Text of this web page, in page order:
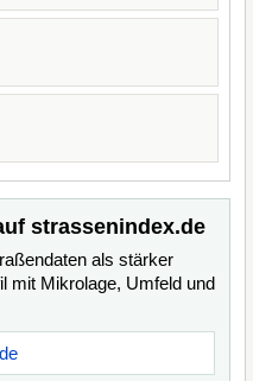
strassenindex.de
als stärker
mit Mikrolage, Umfeld und